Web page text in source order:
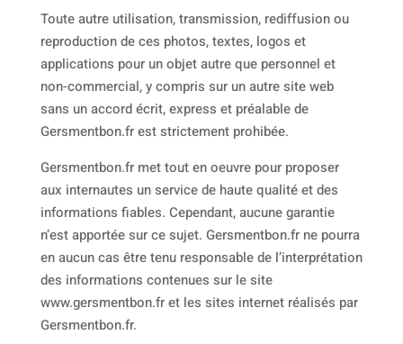
Toute autre utilisation, transmission, rediffusion ou
reproduction de ces photos, textes, logos et
applications pour un objet autre que personnel et
non-commercial, y compris sur un autre site web
sans un accord écrit, express et préalable de
Gersmentbon.fr est strictement prohibée.
Gersmentbon.fr met tout en oeuvre pour proposer
aux internautes un service de haute qualité et des
informations fiables. Cependant, aucune garantie
n’est apportée sur ce sujet. Gersmentbon.fr ne pourra
en aucun cas être tenu responsable de l’interprétation
des informations contenues sur le site
www.gersmentbon.fr et les sites internet réalisés par
Gersmentbon.fr.